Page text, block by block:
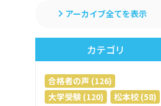
アーカイブ全てを表示
カテゴリ
合格者の声 (126)
大学受験 (120)
松本校 (58)